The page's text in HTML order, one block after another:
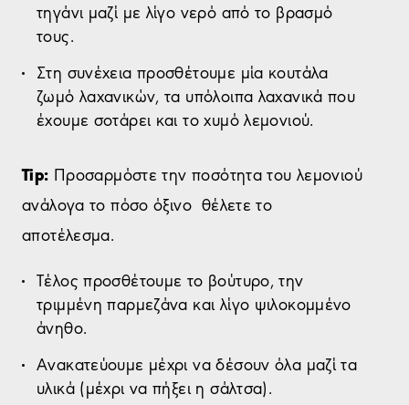
τηγάνι μαζί με λίγο νερό από το βρασμό
τους.
Στη συνέχεια προσθέτουμε μία κουτάλα
ζωμό λαχανικών, τα υπόλοιπα λαχανικά που
έχουμε σοτάρει και το χυμό λεμονιού.
Tip: Προσαρμόστε την ποσότητα του λεμονιού
ανάλογα το πόσο όξινο θέλετε το
αποτέλεσμα.
Τέλος προσθέτουμε το βούτυρο, την
τριμμένη παρμεζάνα και λίγο ψιλοκομμένο
άνηθο.
Ανακατεύουμε μέχρι να δέσουν όλα μαζί τα
υλικά (μέχρι να πήξει η σάλτσα).